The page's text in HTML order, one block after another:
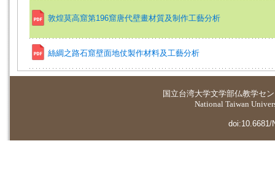
敦煌莫高窟第196窟唐代壁畫材質及制作工藝分析
絲綢之路石窟壁面地仗製作材料及工藝分析
国立台湾大学文学部仏教学セ
National Taiwan
doi:10.6681/